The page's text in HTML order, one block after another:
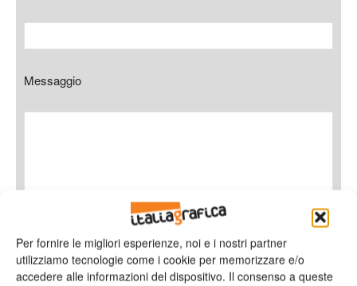
Per fornire le migliori esperienze, noi e i nostri partner
utilizziamo tecnologie come i cookie per memorizzare e/o
accedere alle informazioni del dispositivo. Il consenso a queste
Messaggio
Ho letto e accettol'informativa sulla privacy*